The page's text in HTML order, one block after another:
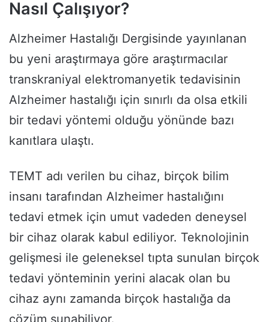
Nasıl Çalışıyor?
Alzheimer Hastalığı Dergisinde yayınlanan
bu yeni araştırmaya göre araştırmacılar
transkraniyal elektromanyetik tedavisinin
Alzheimer hastalığı için sınırlı da olsa etkili
bir tedavi yöntemi olduğu yönünde bazı
kanıtlara ulaştı.
TEMT adı verilen bu cihaz, birçok bilim
insanı tarafından Alzheimer hastalığını
tedavi etmek için umut vadeden deneysel
bir cihaz olarak kabul ediliyor. Teknolojinin
gelişmesi ile geleneksel tıpta sunulan birçok
tedavi yönteminin yerini alacak olan bu
cihaz aynı zamanda birçok hastalığa da
çözüm sunabiliyor.